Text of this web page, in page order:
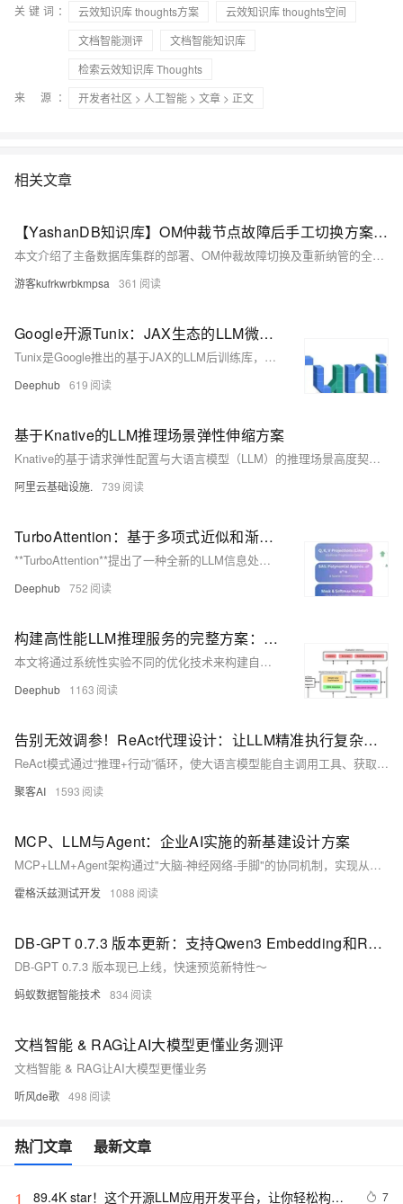
关键词： 云效知识库 thoughts方案
云效知识库 thoughts空间
文档智能测评
文档智能知识库
检索云效知识库 Thoughts
来 源：
开发者社区 > 人工智能 > 文章 > 正文
相关文章
【YashanDB知识库】OM仲裁节点故障后手工切换方案和yasom仲裁重新部署后重新纳管数据库集群方案
本文介绍了主备数据库集群的部署、OM仲裁故障切换及重新纳管的全过程。首先通过解压软件包并调整安装参数完成数据库集群部署，接着说明了在OM仲裁故障时的手动切换方案，包括关闭自动切换开关、登录备节点执行切换命令。最后详细描述了搭建新的yasom仲裁节点以重新纳管数据库集群的步骤，如生成配置文件、初始化进程、执行托管命令等，确保新旧系统无缝衔接，保障数据服务稳定性。
游客kufrkwrbkmpsa 361
Google开源Tunix：JAX生态的LLM微调方案来了
Tunix是Google推出的基于JAX的LLM后训练库，支持微调、强化学习与知识蒸馏，集成Flax NNX，主打TPU优化与模块化设计，支持QLoRA等高效训练方法，适用于高性能分布式训练场景。
Deephub 619
基于Knative的LLM推理场景弹性伸缩方案
Knative的基于请求弹性配置与大语言模型（LLM）的推理场景高度契合。此外，它的资源降配特性可以显著帮助用户降低成本。本文详细介绍基于 Knative 的 LLM 推理场景弹性伸缩方案。
阿里云基础设施. 739
TurboAttention：基于多项式近似和渐进式量化的高效注意力机制优化方案，降低LLM计算成本70%
**TurboAttention**提出了一种全新的LLM信息处理方法。该方法通过一系列优化手段替代了传统的二次复杂度注意力机制，包括稀疏多项式软最大值近似和高效量化技术。
Deephub 752
构建高性能LLM推理服务的完整方案：单GPU处理172个查询/秒、10万并发仅需15美元/小时
本文将通过系统性实验不同的优化技术来构建自定义LLaMA模型服务，目标是高效处理约102,000个并行查询请求，并通过对比分析确定最优解决方案。
Deephub 1163
告别无效调参！ReAct代理设计：让LLM精准执行复杂任务的终极方案
ReAct模式通过“推理+行动”循环，使大语言模型能自主调用工具、获取实时信息并执行多步骤任务，有效突破LLM固有局限，提升任务准确性和智能化水平。
聚客AI 1593
MCP、LLM与Agent：企业AI实施的新基建设计方案
MCP+LLM+Agent架构通过"大脑-神经网络-手脚"的协同机制，实现从数据贯通到自主执行的智能闭环。本文将深度解析该架构如何将产线排查效率提升5倍、让LLM专业术语识别准确率提升26%，并提供从技术选型到分层落地的实战指南，助力企业打造真正融入业务流的"数字员工"。通过协议标准化、动态规划与自愈执行的三重突破，推动AI从演示场景迈向核心业务深水区。
霍格沃兹测试开发 1088
DB-GPT 0.7.3 版本更新：支持Qwen3 Embedding和Reranker模型、支持知识库自定义检索策略等
DB-GPT 0.7.3 版本现已上线，快速预览新特性～
蚂蚁数据智能技术 834
文档智能 & RAG让AI大模型更懂业务测评
文档智能 & RAG让AI大模型更懂业务
听风de歌 498
热门文章 最新文章
1
89.4K star！这个开源LLM应用开发平台，让你轻松构建
7